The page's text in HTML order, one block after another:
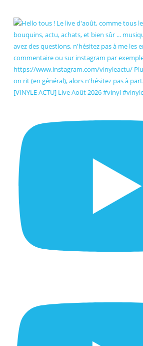
[VINYLE ACTU] Live Août 2026 #vinyl